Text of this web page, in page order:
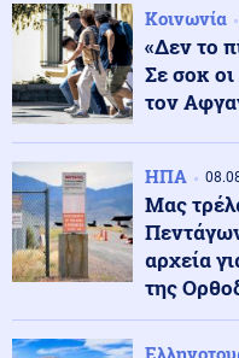
Κόσμος
Τους "την
κόσμου στη
παντρευόταν
Κοινωνία
Συγκλονιστικό
μηχανή
Ένοπλες
Καταγγελία για
στρατευμάτων
Κοινωνία
«Δεν το
Σε σοκ
τον
ΗΠΑ
Μας
αρχεία
της